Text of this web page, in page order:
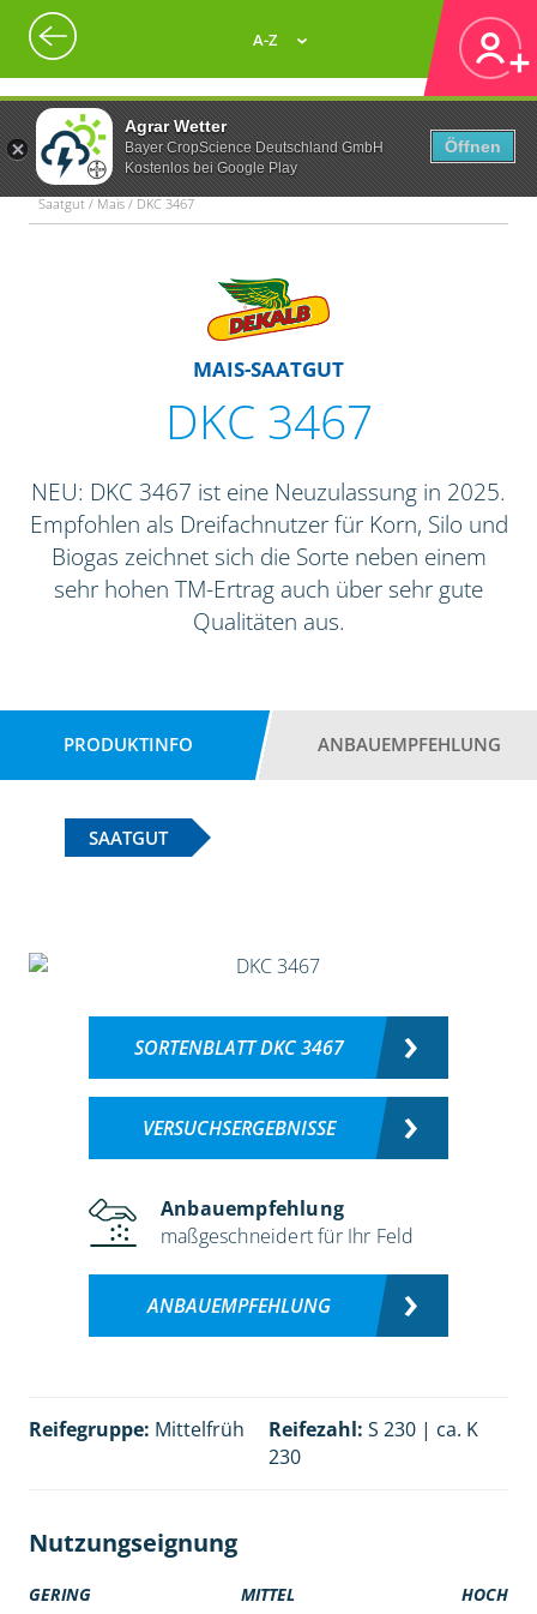
Agrar Wetter
Bayer CropScience Deutschland GmbH
Kostenlos bei Google Play
Öffnen
A-Z
Saatgut / Mais / DKC 3467
MAIS-SAATGUT
DKC 3467
NEU: DKC 3467 ist eine Neuzulassung in 2025.
Empfohlen als Dreifachnutzer für Korn, Silo und
Biogas zeichnet sich die Sorte neben einem
sehr hohen TM-Ertrag auch über sehr gute
Qualitäten aus.
PRODUKTINFO ANBAUEMPFEHLUNG
SAATGUT
SORTENBLATT DKC 3467
VERSUCHSERGEBNISSE
Anbauempfehlung
maßgeschneidert für Ihr Feld
ANBAUEMPFEHLUNG
Reifegruppe: Mittelfrüh Reifezahl: S 230 | ca. K
230
Nutzungseignung
GERING MITTEL HOCH